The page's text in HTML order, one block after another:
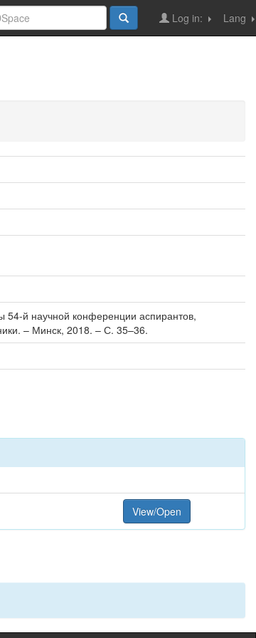
Lang
Log in:
й научной конференции аспирантов,
– Минск, 2018. – С. 35–36.
View/Open